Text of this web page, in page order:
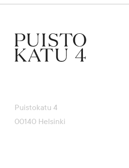
Puistokatu 4
00140 Helsinki